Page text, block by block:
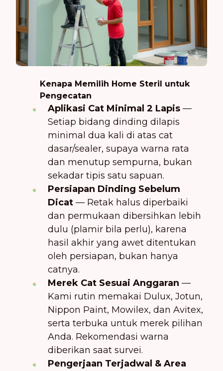
Kenapa Memilih Home Steril untuk
Pengecatan
Aplikasi Cat Minimal 2 Lapis —
Setiap bidang dinding dilapis
minimal dua kali di atas cat
dasar/sealer, supaya warna rata
dan menutup sempurna, bukan
sekadar tipis satu sapuan.
Persiapan Dinding Sebelum
Dicat — Retak halus diperbaiki
dan permukaan dibersihkan lebih
dulu (plamir bila perlu), karena
hasil akhir yang awet ditentukan
oleh persiapan, bukan hanya
catnya.
Merek Cat Sesuai Anggaran —
Kami rutin memakai Dulux, Jotun,
Nippon Paint, Mowilex, dan Avitex,
serta terbuka untuk merek pilihan
Anda. Rekomendasi warna
diberikan saat survei.
Pengerjaan Terjadwal & Area